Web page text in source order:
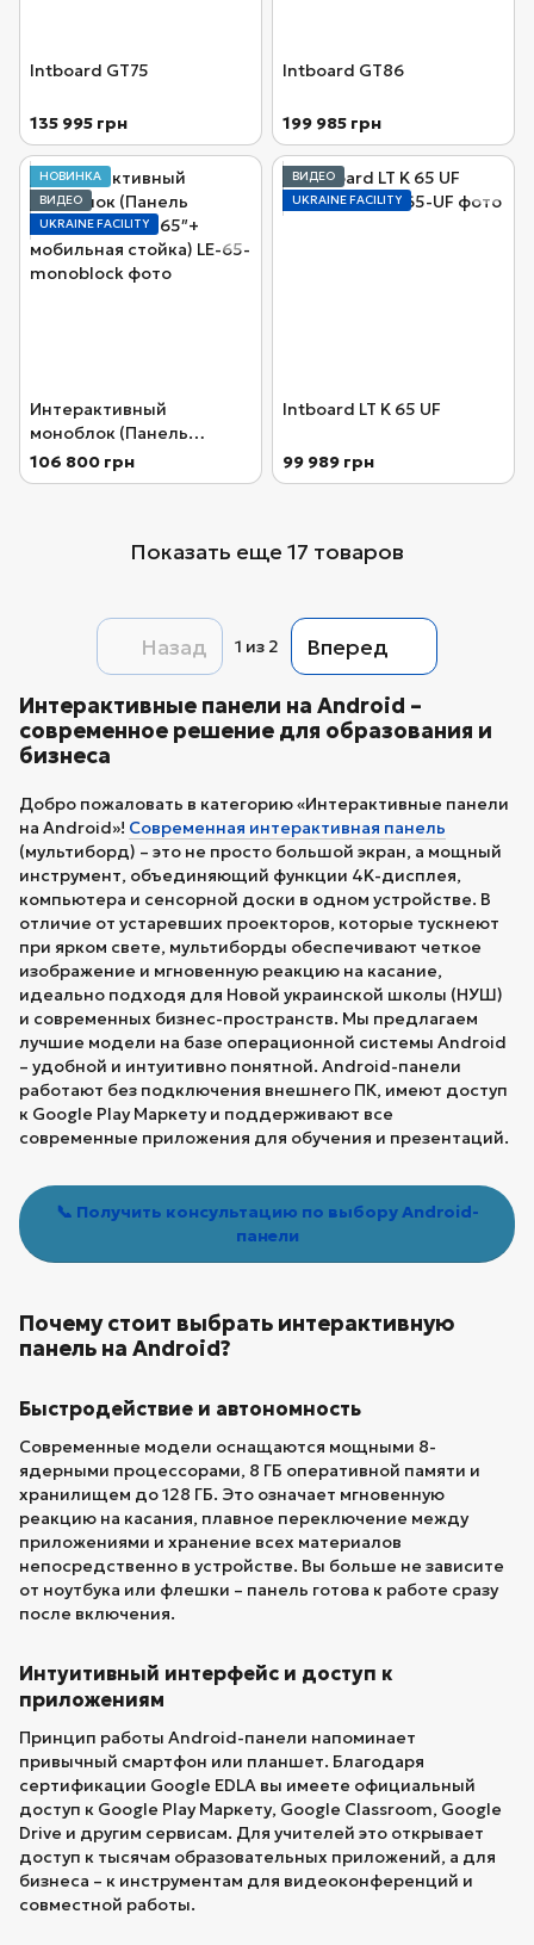
Intboard GT75
135 995 грн
Intboard GT86
199 985 грн
НОВИНКА
ВИДЕО
UKRAINE FACILITY
Интерактивный
моноблок (Панель
Promethean LE 65″+
мобильная стойка)
106 800 грн
ВИДЕО
UKRAINE FACILITY
Intboard LT K 65 UF
99 989 грн
Показать еще 17 товаров
Назад 1 из 2 Вперед
Интерактивные панели на Android –
современное решение для образования и
бизнеса
Добро пожаловать в категорию «Интерактивные панели
на Android»! Современная интерактивная панель
(мультиборд) – это не просто большой экран, а мощный
инструмент, объединяющий функции 4K-дисплея,
компьютера и сенсорной доски в одном устройстве. В
отличие от устаревших проекторов, которые тускнеют
при ярком свете, мультиборды обеспечивают четкое
изображение и мгновенную реакцию на касание,
идеально подходя для Новой украинской школы (НУШ)
и современных бизнес-пространств. Мы предлагаем
лучшие модели на базе операционной системы Android
– удобной и интуитивно понятной. Android-панели
работают без подключения внешнего ПК, имеют доступ
к Google Play Маркету и поддерживают все
современные приложения для обучения и презентаций.
📞 Получить консультацию по выбору Android-
панели
Почему стоит выбрать интерактивную
панель на Android?
Быстродействие и автономность
Современные модели оснащаются мощными 8-
ядерными процессорами, 8 ГБ оперативной памяти и
хранилищем до 128 ГБ. Это означает мгновенную
реакцию на касания, плавное переключение между
приложениями и хранение всех материалов
непосредственно в устройстве. Вы больше не зависите
от ноутбука или флешки – панель готова к работе сразу
после включения.
Интуитивный интерфейс и доступ к
приложениям
Принцип работы Android-панели напоминает
привычный смартфон или планшет. Благодаря
сертификации Google EDLA вы имеете официальный
доступ к Google Play Маркету, Google Classroom, Google
Drive и другим сервисам. Для учителей это открывает
доступ к тысячам образовательных приложений, а для
бизнеса – к инструментам для видеоконференций и
совместной работы.